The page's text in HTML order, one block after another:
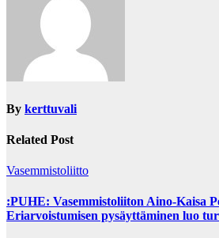
By kerttuvali
Related Post
Vasemmistoliitto
:PUHE: Vasemmistoliiton Aino-Kaisa
Eriarvoistumisen pysäyttäminen luo